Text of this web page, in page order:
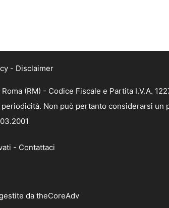
- Disclaimer
(RM) - Codice Fiscale e Partita I.V.A.
Non può pertanto considerarsi un
- Contattaci
da theCoreAdv